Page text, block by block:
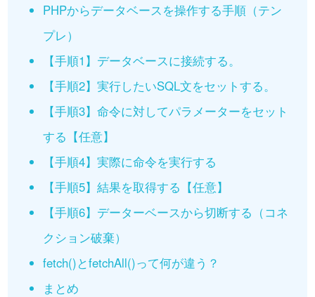
PHPからデータベースを操作する手順（テン
プレ）
【手順1】データベースに接続する。
【手順2】実行したいSQL文をセットする。
【手順3】命令に対してパラメーターをセット
する【任意】
【手順4】実際に命令を実行する
【手順5】結果を取得する【任意】
【手順6】データーベースから切断する（コネ
クション破棄）
fetch()とfetchAll()って何が違う？
まとめ